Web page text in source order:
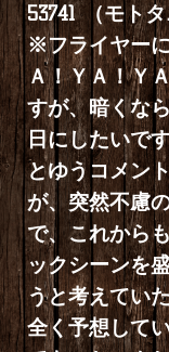
53741 （モトタ
※フライヤー
Ａ！ＹＡ！Ｙ
すが、暗くな
日にしたいで
とゆうコメン
が、突然不慮
で、これから
ックシーンを
うと考えてい
全く予想して